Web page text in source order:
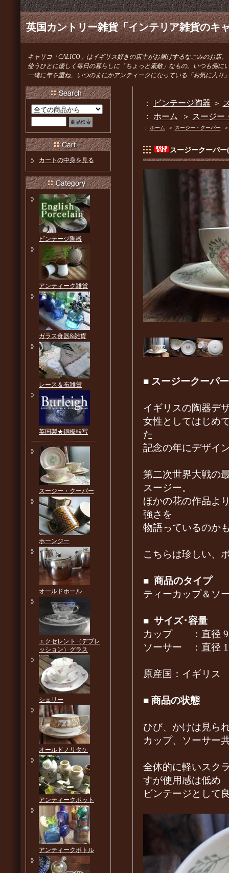
英国カントリー雑貨「インテリア雑貨の
キャリコ「CALICO」はイギリス好きの店主がお届けするなごみのお店。
使うひとに優しく毎日の暮らしに「ちょっと素敵」なもの。いつも側に
一緒に年を重ね、いつのまにかアンティークになっている「お気に入り
： ビンテージ陶器 ＞
： ホーム ＞ スージー
： ホーム ＞ スージー・クーパー
スージークーパ
■ スージークーパ
イギリスの陶器デ
女性としてはじめ
た
記念の年にデザイ
第二次世界大戦の
スージー。
ほかの花の作品よ
強さを
物語っているのか
こちらは珍しい、
■ 商品のタイプ
ティーカップ＆ソ
■ サイズ･容量
カップ ：直径
ソーサー ：直
原産国：イギリ
■ 商品の状態
ひび、かけは見ら
カップ、ソーサー
全体的に軽いスク
すが使用感は低め
ビンテージとし
カートの中身を見る
ビンテージ陶器
アンティーク雑貨
ガラス食器&雑貨
レース＆布雑貨
英国製★銅板転写
スージー・クーパー
ホーンジー
オールドホール
エクセレント（デプレ
ッション）グラス
シェリー
オールドノリタケ
アンティークポット
アンティークボトル